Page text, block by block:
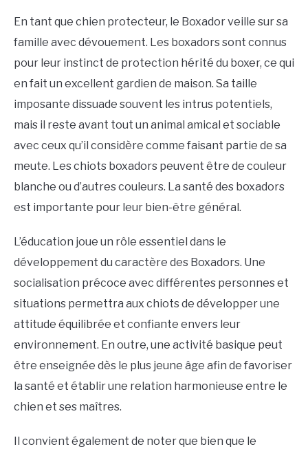
En tant que chien protecteur, le Boxador veille sur sa
famille avec dévouement. Les boxadors sont connus
pour leur instinct de protection hérité du boxer, ce qui
en fait un excellent gardien de maison. Sa taille
imposante dissuade souvent les intrus potentiels,
mais il reste avant tout un animal amical et sociable
avec ceux qu’il considère comme faisant partie de sa
meute. Les chiots boxadors peuvent être de couleur
blanche ou d’autres couleurs. La santé des boxadors
est importante pour leur bien-être général.
L’éducation joue un rôle essentiel dans le
développement du caractère des Boxadors. Une
socialisation précoce avec différentes personnes et
situations permettra aux chiots de développer une
attitude équilibrée et confiante envers leur
environnement. En outre, une activité basique peut
être enseignée dès le plus jeune âge afin de favoriser
la santé et établir une relation harmonieuse entre le
chien et ses maîtres.
Il convient également de noter que bien que le